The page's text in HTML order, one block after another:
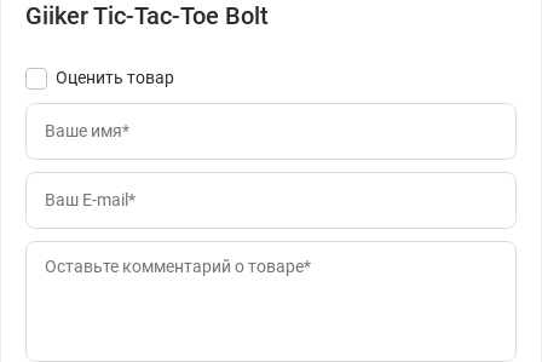
Giiker Tic-Tac-Toe Bolt
Оценить товар